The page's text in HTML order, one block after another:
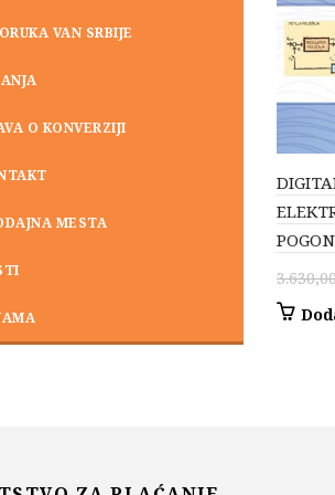
VAN SRBIJE
O KONVERZIJI
MESTA